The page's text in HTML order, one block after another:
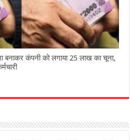
बनाकर कंपनी को लगाया 25 लाख का चूना,